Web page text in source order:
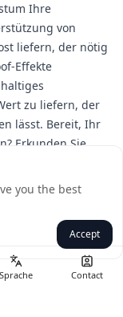
Sprache Contact
Ihre
von
liefern, der nötig
Effekte
zu liefern, der
lässt. Bereit, Ihr
Erkunden Sie
um Ihre
you the best
Accept